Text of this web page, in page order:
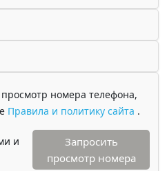
номера телефона,
Правила и политику сайта .
и
Запросить
просмотр номера